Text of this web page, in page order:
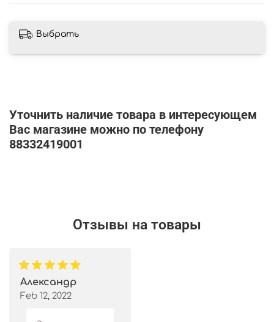
Выбрать
Уточнить наличие товара в интересующем
Вас магазине можно по телефону
88332419001
Отзывы на товары
Александр
Feb 12, 2022